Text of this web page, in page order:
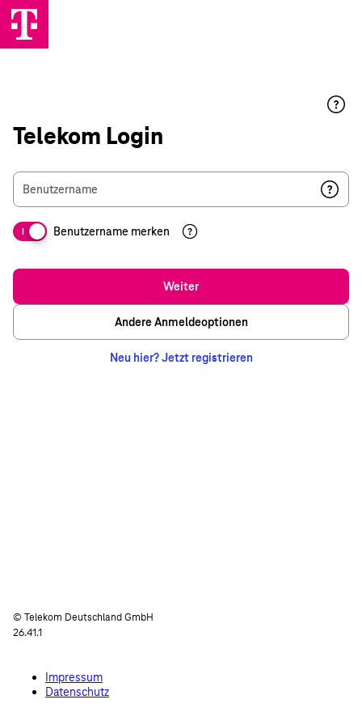
Telekom Login
Benutzername
I Benutzername merken
Weiter
Andere Anmeldeoptionen
Neu hier? Jetzt registrieren
© Telekom Deutschland GmbH
26.41.1
Impressum
Datenschutz